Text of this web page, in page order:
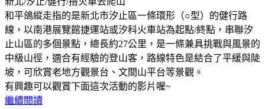
和平鴿縱走指的是新北市汐止區一條環形（○型）的健行路
線，以南港展覽館捷運站或汐科火車站為起點/終點，串聯汐
止山區的多個景點，總長約27公里，是一條兼具挑戰與風景的
中級山徑，適合有經驗的登山客，路線特色是結合了平緩與陡
坡，可欣賞老地方觀景台、文間山平台等景觀。
有興趣可以觀賞下面這次活動的影片喔~
繼續閱讀